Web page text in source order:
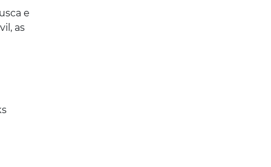
e
as